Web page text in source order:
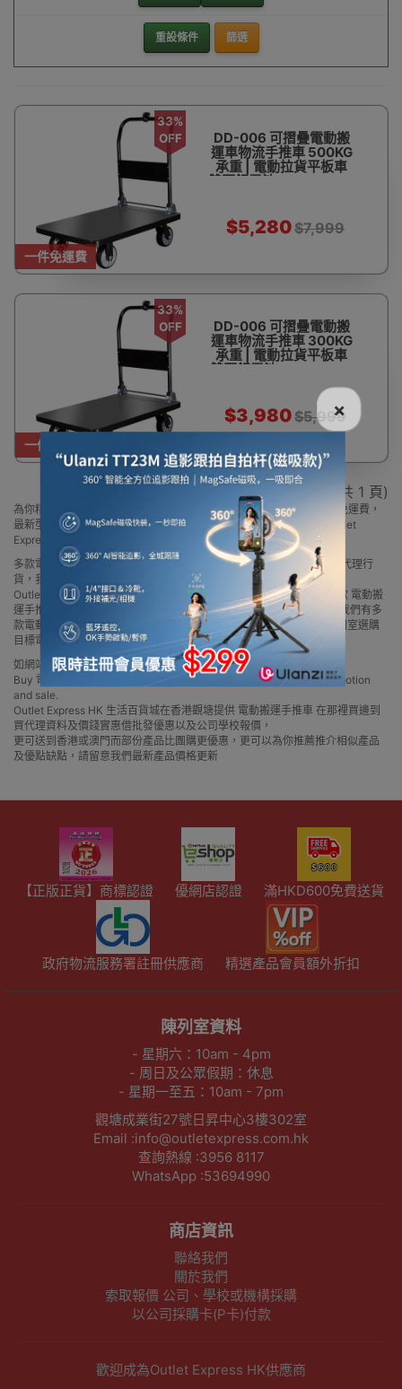
重設條件 篩選
一件免運費
33%
OFF
DD-006 可摺疊電動搬
運車物流手推車 500KG
承重 | 電動拉貨平板車
雙驅鋰電池 - 110*65cm
$5,280$7,999
一件免運費
33%
OFF
DD-006 可摺疊電動搬
運車物流手推車 300KG
承重 | 電動拉貨平板車
雙驅鋰電池 - 90*60cm
16KM續航款 | 三個月保
$3,980$5,999
顯示 1 - 2 / 2 (共 1 頁)
×
為你精選 電動搬運手推車 多品牌款式，總有一款岩心水，買滿$600免運費，
最新型號價格優惠要邊款就邊款，部份更是香港代理行貨，歡迎到Outlet
Express HK香港觀塘實體店陳列室選購!
多款電動搬運手推車品牌款式，2025最新型號價格優惠，部份為香港代理行
貨，我們Outlet Express HK香港觀塘設有實體店陳列室供你直接選購
Outlet Express HK 生活百貨城網上商城購買 電動搬運手推車 產品多款 電動搬
運手推車 官方代理、香港供應商或進口商電動搬運手推車產品選擇，我們有多
款電動搬運手推車最新款式及推薦優惠，讓你輕鬆在網上或實體店陳列室選購
目標電動搬運手推車產品
如網站未及時更新資料，歡迎與我們聯絡。
Buy 電動搬運手推車 price in outletexpress .com Hong Kong.In promotion
and sale.
Outlet Express HK 生活百貨城在香港觀塘提供 電動搬運手推車 在那裡買邊到
買代理資料及價錢實惠借批發優惠以及公司學校報價，
更可送到香港或澳門而部份產品比團購更優惠，更可以為你推薦推介相似產品
及優點缺點，請留意我們最新產品價格更新
【正版正貨】商標認證 優網店認證 滿HKD600免費送貨
政府物流服務署註冊供應商 精選產品會員額外折扣
陳列室資料
- 星期六：10am - 4pm
- 周日及公眾假期：休息
- 星期一至五：10am - 7pm
觀塘成業街27號日昇中心3樓302室
Email :info@outletexpress.com.hk
查詢熱線 :3956 8117
WhatsApp :53694990
商店資訊
聯絡我們
關於我們
索取報價 公司、學校或機構採購
以公司採購卡(P卡)付款
歡迎成為Outlet Express HK供應商